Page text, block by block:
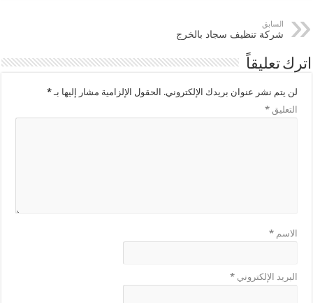
السابق
شركة تنظيف سجاد بالخرج
اترك تعليقاً
لن يتم نشر عنوان بريدك الإلكتروني. الحقول الإلزامية مشار إليها بـ*
التعليق*
الاسم*
البريد الإلكتروني*